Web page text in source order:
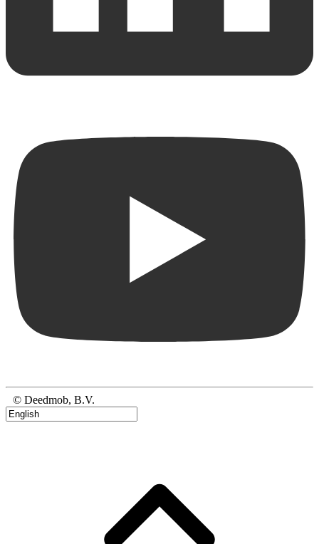
© Deedmob, B.V.